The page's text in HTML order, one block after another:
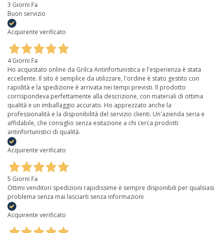
3 Giorni Fa
Buon servizio
Acquirente verificato
4 Giorni Fa
Ho acquistato online da Grilca Antinfortunistica e l'esperienza è stata
eccellente. Il sito è semplice da utilizzare, l'ordine è stato gestito con
rapidità e la spedizione è arrivata nei tempi previsti. Il prodotto
corrispondeva perfettamente alla descrizione, con materiali di ottima
qualità e un imballaggio accurato. Ho apprezzato anche la
professionalità e la disponibilità del servizio clienti. Un'azienda seria e
affidabile, che consiglio senza esitazione a chi cerca prodotti
antinfortunistici di qualità.
Acquirente verificato
5 Giorni Fa
Ottimi venditori spedizioni rapidissime è sempre disponibili per qualsiasi
problema senza mai lasciarti senza informazioni
Acquirente verificato